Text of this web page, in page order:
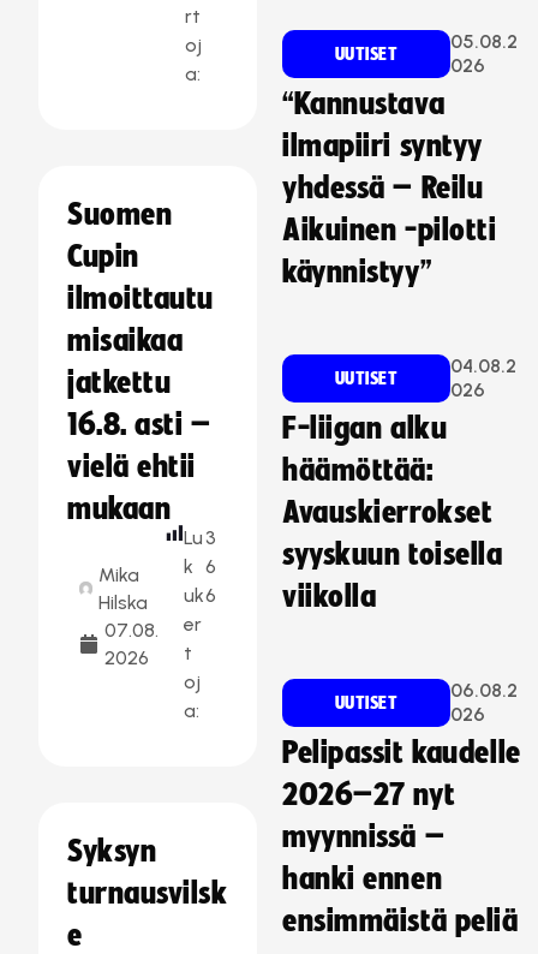
rt
oj
a:
Suomen
Cupin
ilmoittautu
misaikaa
jatkettu
16.8. asti –
vielä ehtii
mukaan
Mika
Hilska
07.08.
2026
Lu
k
uk
er
t
oj
a:
3
6
6
Syksyn
turnausvilsk
e
UUTISET
05.08.2
026
“Kannustava
ilmapiiri syntyy
yhdessä – Reilu
Aikuinen -pilotti
käynnistyy”
UUTISET
04.08.2
026
F-liigan alku
häämöttää:
Avauskierrokset
syyskuun toisella
viikolla
UUTISET
06.08.2
026
Pelipassit kaudelle
2026–27 nyt
myynnissä –
hanki ennen
ensimmäistä peliä